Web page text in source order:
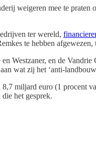
weigeren mee te
ter wereld,
te hebben
Westzaner, en de
wat zij het ‘anti-
miljard euro (1 procent
het gesprek.